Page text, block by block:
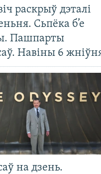
раскрыў дэталі
Сьпёка б’е
Пашпарты
Навіны 6
на дзень.